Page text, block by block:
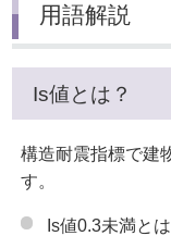
用語解説
Is値とは？
構造耐震指標で建
す。
Is値0.3未満と